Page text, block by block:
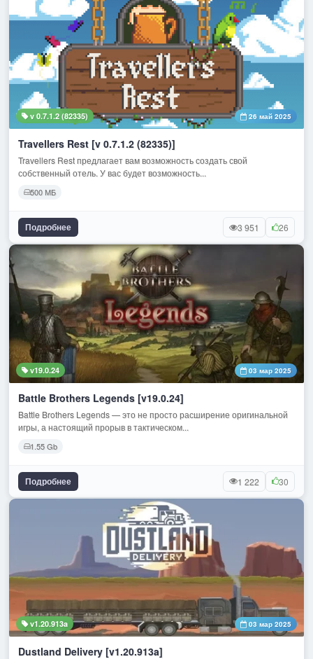
v 0.7.1.2 (82335) 26 май 2025
Travellers Rest [v 0.7.1.2 (82335)]
Travellers Rest предлагает вам возможность создать свой
собственный отель. У вас будет возможность...
500 МБ
Подробнее 3 951 26
v19.0.24 03 мар 2025
Battle Brothers Legends [v19.0.24]
Battle Brothers Legends — это не просто расширение оригинальной
игры, а настоящий прорыв в тактическом...
1.55 Gb
Подробнее 1 222 30
v1.20.913a 03 мар 2025
Dustland Delivery [v1.20.913a]